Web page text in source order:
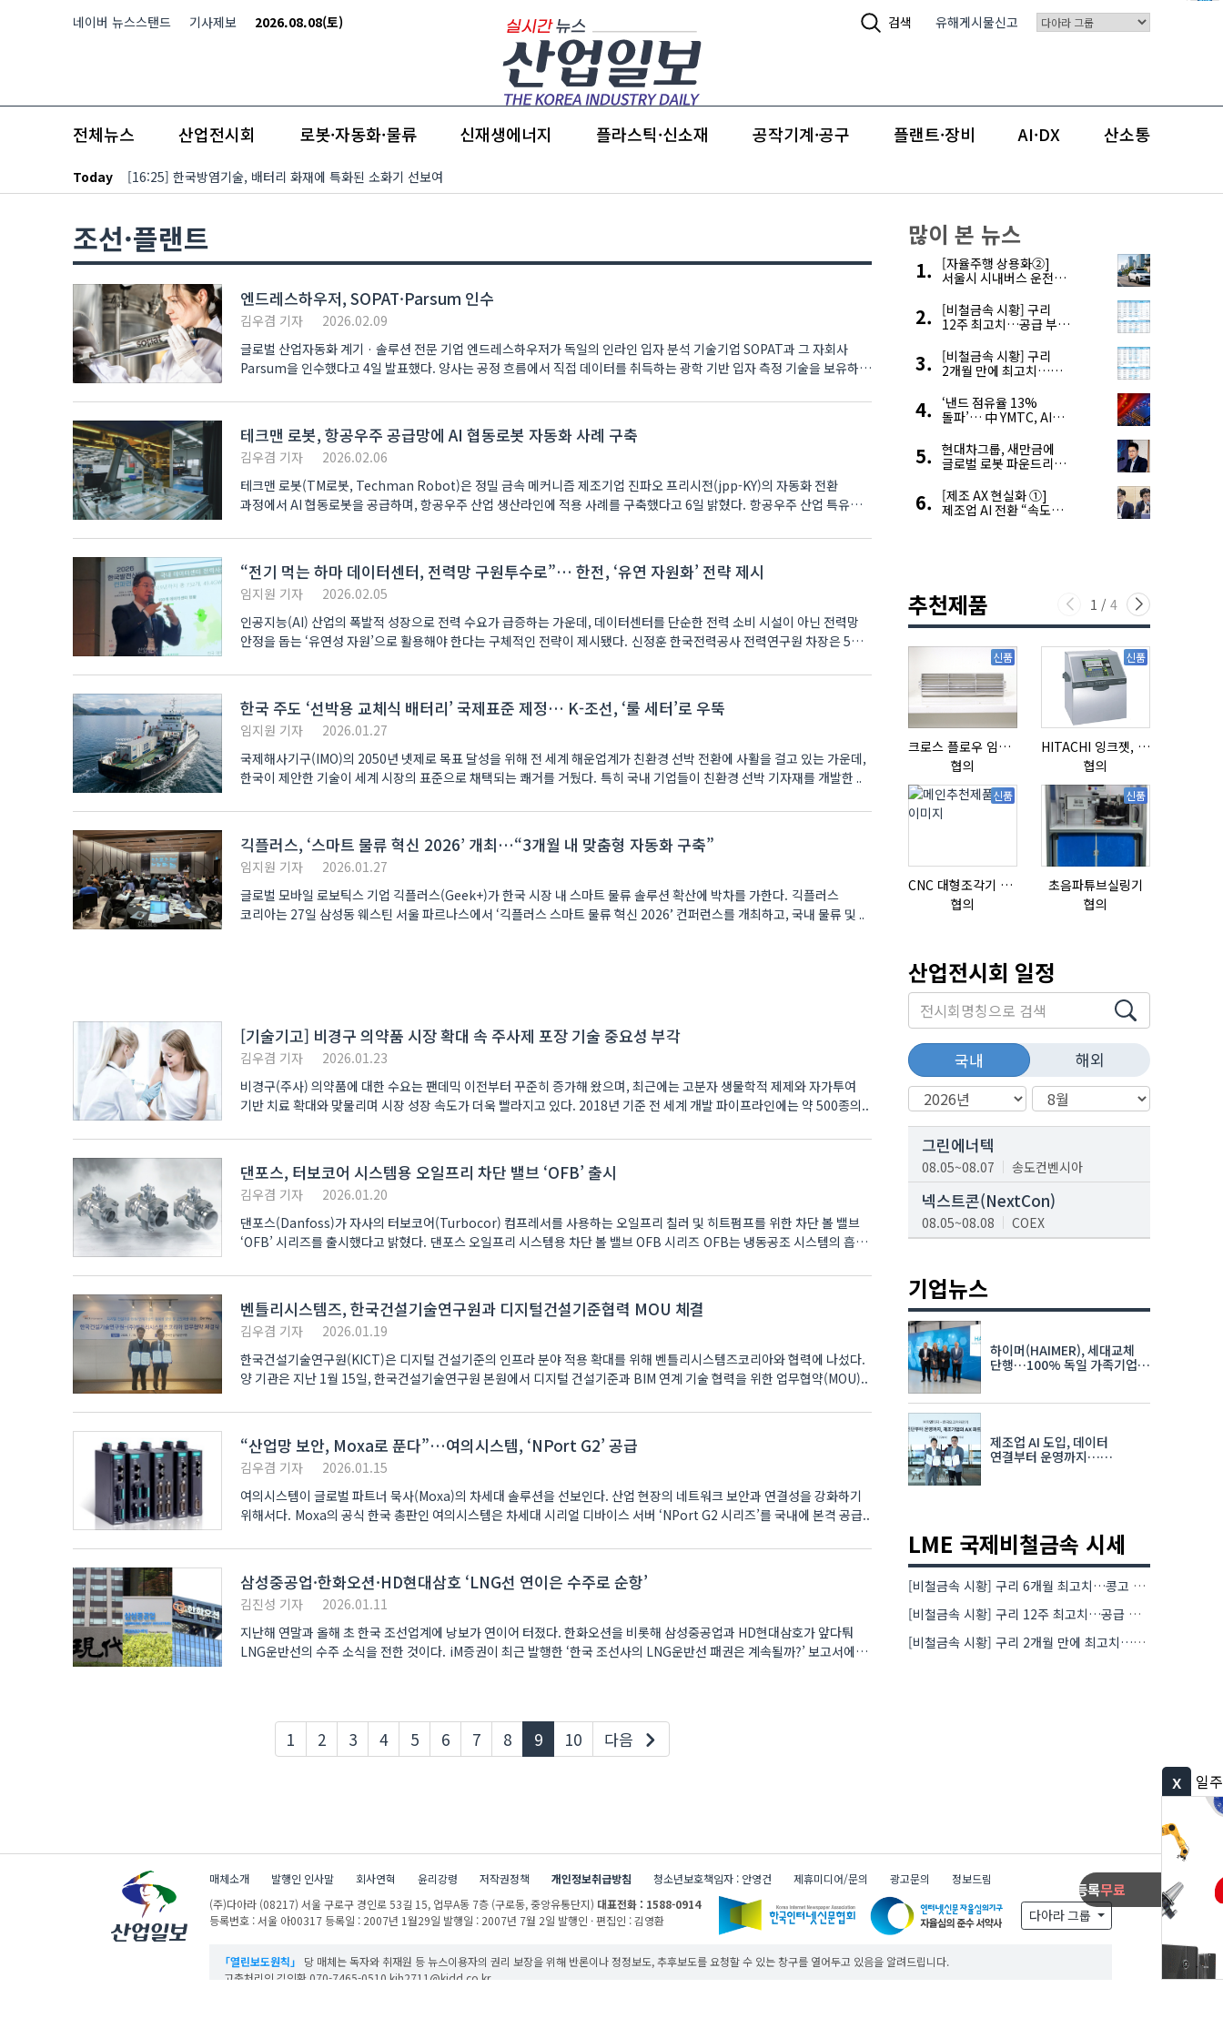
네이버 뉴스스탠드 기사제보 2026.08.08(토) 검색 유해게시물신고
전체뉴스 산업전시회 로봇·자동화·물류 신재생에너지 플라스틱·신소재 공작기계·공구 플랜트·장비 AI·DX 산소통
Today [16:25] 한국방염기술, 배터리 화재에 특화된 소화기 선보여
조선·플랜트
엔드레스하우저, SOPAT·Parsum 인수
김우겸 기자
2026.02.09
글로벌 산업자동화 계기 · 솔루션 전문 기업 엔드레스하우저가 독일의 인라인 입자 분석 기술기업 SOPAT과 그 자회사
Parsum을 인수했다고 4일 발표했다. 양사는 공정 흐름에서 직접 데이터를 취득하는 광학 기반 입자 측정 기술을 보유하고
테크맨 로봇, 항공우주 공급망에 AI 협동로봇 자동화 사례 구축
김우겸 기자
2026.02.06
테크맨 로봇(TM로봇, Techman Robot)은 정밀 금속 메커니즘 제조기업 진파오 프리시전(jpp-KY)의 자동화 전환
과정에서 AI 협동로봇을 공급하며, 항공우주 산업 생산라인에 적용 사례를 구축했다고 6일 밝혔다. 항공우주 산업 특유의
“전기 먹는 하마 데이터센터, 전력망 구원투수로”… 한전, ‘유연 자원화’ 전략 제시
임지원 기자
2026.02.05
인공지능(AI) 산업의 폭발적 성장으로 전력 수요가 급증하는 가운데, 데이터센터를 단순한 전력 소비 시설이 아닌 전력망
안정을 돕는 ‘유연성 자원’으로 활용해야 한다는 구체적인 전략이 제시됐다. 신정훈 한국전력공사 전력연구원 차장은 5일
한국 주도 ‘선박용 교체식 배터리’ 국제표준 제정… K-조선, ‘룰 세터’로 우뚝
임지원 기자
2026.01.27
국제해사기구(IMO)의 2050년 넷제로 목표 달성을 위해 전 세계 해운업계가 친환경 선박 전환에 사활을 걸고 있는 가운데,
한국이 제안한 기술이 세계 시장의 표준으로 채택되는 쾌거를 거뒀다. 특히 국내 기업들이 친환경 선박 기자재를 개발한 ..
긱플러스, ‘스마트 물류 혁신 2026’ 개최…“3개월 내 맞춤형 자동화 구축”
임지원 기자
2026.01.27
글로벌 모바일 로보틱스 기업 긱플러스(Geek+)가 한국 시장 내 스마트 물류 솔루션 확산에 박차를 가한다. 긱플러스
코리아는 27일 삼성동 웨스틴 서울 파르나스에서 ‘긱플러스 스마트 물류 혁신 2026’ 컨퍼런스를 개최하고, 국내 물류 및 ..
[기술기고] 비경구 의약품 시장 확대 속 주사제 포장 기술 중요성 부각
김우겸 기자
2026.01.23
비경구(주사) 의약품에 대한 수요는 팬데믹 이전부터 꾸준히 증가해 왔으며, 최근에는 고분자 생물학적 제제와 자가투여
기반 치료 확대와 맞물리며 시장 성장 속도가 더욱 빨라지고 있다. 2018년 기준 전 세계 개발 파이프라인에는 약 500종의..
댄포스, 터보코어 시스템용 오일프리 차단 밸브 ‘OFB’ 출시
김우겸 기자
2026.01.20
댄포스(Danfoss)가 자사의 터보코어(Turbocor) 컴프레서를 사용하는 오일프리 칠러 및 히트펌프를 위한 차단 볼 밸브
‘OFB’ 시리즈를 출시했다고 밝혔다. 댄포스 오일프리 시스템용 차단 볼 밸브 OFB 시리즈 OFB는 냉동공조 시스템의 흡입
벤틀리시스템즈, 한국건설기술연구원과 디지털건설기준협력 MOU 체결
김우겸 기자
2026.01.19
한국건설기술연구원(KICT)은 디지털 건설기준의 인프라 분야 적용 확대를 위해 벤틀리시스템즈코리아와 협력에 나섰다.
양 기관은 지난 1월 15일, 한국건설기술연구원 본원에서 디지털 건설기준과 BIM 연계 기술 협력을 위한 업무협약(MOU)..
“산업망 보안, Moxa로 푼다”…여의시스템, ‘NPort G2’ 공급
김우겸 기자
2026.01.15
여의시스템이 글로벌 파트너 묵사(Moxa)의 차세대 솔루션을 선보인다. 산업 현장의 네트워크 보안과 연결성을 강화하기
위해서다. Moxa의 공식 한국 총판인 여의시스템은 차세대 시리얼 디바이스 서버 ‘NPort G2 시리즈’를 국내에 본격 공급..
삼성중공업·한화오션·HD현대삼호 ‘LNG선 연이은 수주로 순항’
김진성 기자
2026.01.11
지난해 연말과 올해 초 한국 조선업계에 낭보가 연이어 터졌다. 한화오션을 비롯해 삼성중공업과 HD현대삼호가 앞다퉈
LNG운반선의 수주 소식을 전한 것이다. iM증권이 최근 발행한 ‘한국 조선사의 LNG운반선 패권은 계속될까?’ 보고서에
1 2 3 4 5 6 7 8 9현재페이지
10 다음
많이 본 뉴스
[자율주행 상용화②]
서울시 시내버스 운전자
해결한다
[비철금속 시황] 구리
12주 최고치…공급 부족
[비철금속 시황] 구리
2개월 만에 최고치…
우려 확대
‘낸드 점유율 13%
돌파’… 中 YMTC, AI
4위 맹추격
현대차그룹, 새만금에
글로벌 로봇 파운드리
[제조 AX 현실화 ①]
제조업 AI 전환 “속도와
추천제품 1 / 4
신품
크로스 플로우 임펠라
협의
신품
HITACHI 잉크젯, RX2-BD160S
협의
신품
CNC 대형조각기 K-2040B
협의
신품
초음파튜브실링기
협의
산업전시회 일정
국내 해외
그린에너텍
08.05~08.07 송도컨벤시아
넥스트콘(NextCon)
08.05~08.08 COEX
08.19~08.21
K-PRINT
08.19~08.22
자율주행모빌리티산업전
08.25~08.27
차세대 반도체 패키징 산업전
08.26~08.28 수원컨벤션센터
기업뉴스
하이머(HAIMER), 세대교체
단행…100% 독일 가족기업
제조업 AI 도입, 데이터
연결부터 운영까지…
LME 국제비철금속 시세
[비철금속 시황] 구리 6개월 최고치…콩고 수출 규제에 공급 우려 확대
[비철금속 시황] 구리 12주 최고치…공급 부족 우려에 강세
[비철금속 시황] 구리 2개월 만에 최고치…재고 감소에 공급 부족 우려 확대
제품등록 무료제품등록 제품등록무료
매체소개 발행인 인사말 회사연혁 윤리강령 저작권정책 개인정보취급방침 청소년보호책임자 : 안영건 제휴미디어/문의 광고문의
정보드림
(주)다아라 (08217) 서울 구로구 경인로 53길 15,업무A동 7층 (구로동, 중앙유통단지) 대표전화 : 1588-0914
등록번호 : 서울 아00317 등록일 : 2007년 1월29일 발행일 : 2007년 7월 2일 발행인 · 편집인 : 김영환 다아라 그룹
「열린보도원칙」
당 매체는 독자와 취재원 등 뉴스이용자의 권리 보장을 위해 반론이나 정정보도, 추후보도를 요청할 수 있는 창구를 열어두고 있음을 알려드립니다.
고충처리인 김인환 070-7465-0510 kih2711@kidd.co.kr